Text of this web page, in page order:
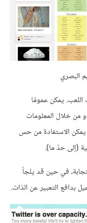
البصري
اللعب. يمكن عمومًا
خلال المعلومات
يمكن الاستفادة من حس
(إلى حدّ ما).
في حين قد يلجأ
بدافع التعبير عن الذات.